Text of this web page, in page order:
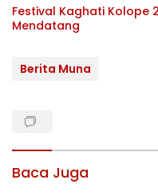
Festival Kaghati Kolope
Mendatang
Berita Muna
Baca Juga